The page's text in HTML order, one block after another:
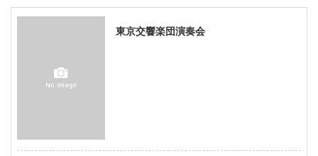
・ 建築見学ツアー
SNS
東京交響楽団演奏会